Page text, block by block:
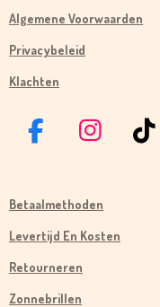
Algemene Voorwaarden
Privacybeleid
Klachten
F
E
B
O
O
I
T
A
T
Betaalmethoden
Levertijd En Kosten
Retourneren
Zonnebrillen